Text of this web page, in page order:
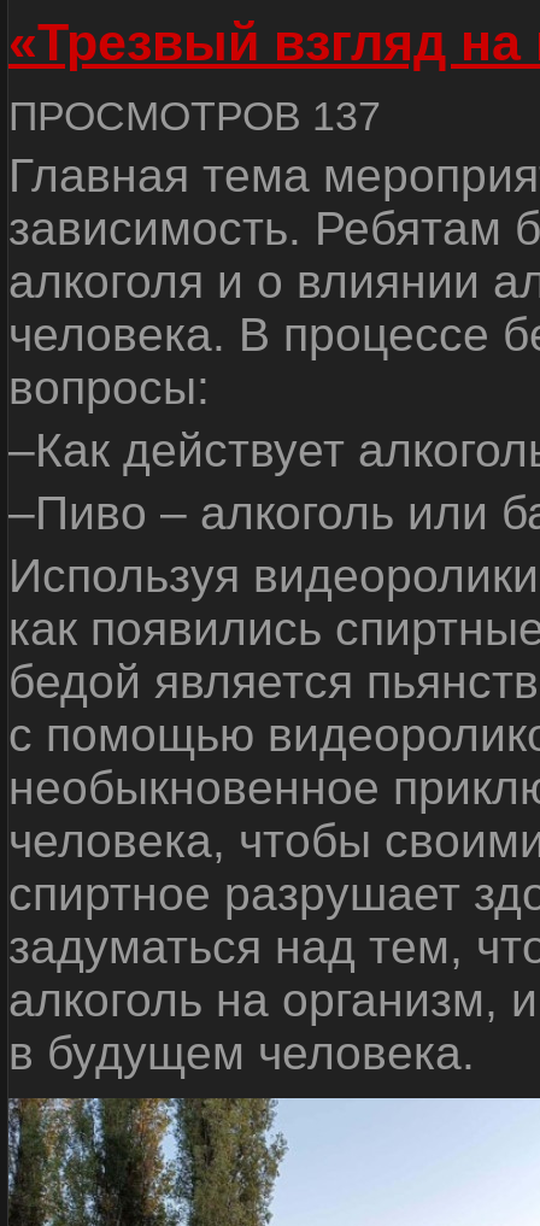
«Трезвый взгляд на
ПРОСМОТРОВ 137
Главная тема
зависимость. Ребятам
алкоголя и о влиянии
человека. В процессе
вопросы:
–Как действует
–Пиво – алкоголь или
Используя
как появились
бедой является
с помощью
необыкновенное
человека, чтобы
спиртное разрушает
задуматься над тем,
алкоголь на организм,
в будущем человека.